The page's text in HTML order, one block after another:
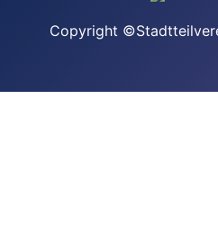
Copyright